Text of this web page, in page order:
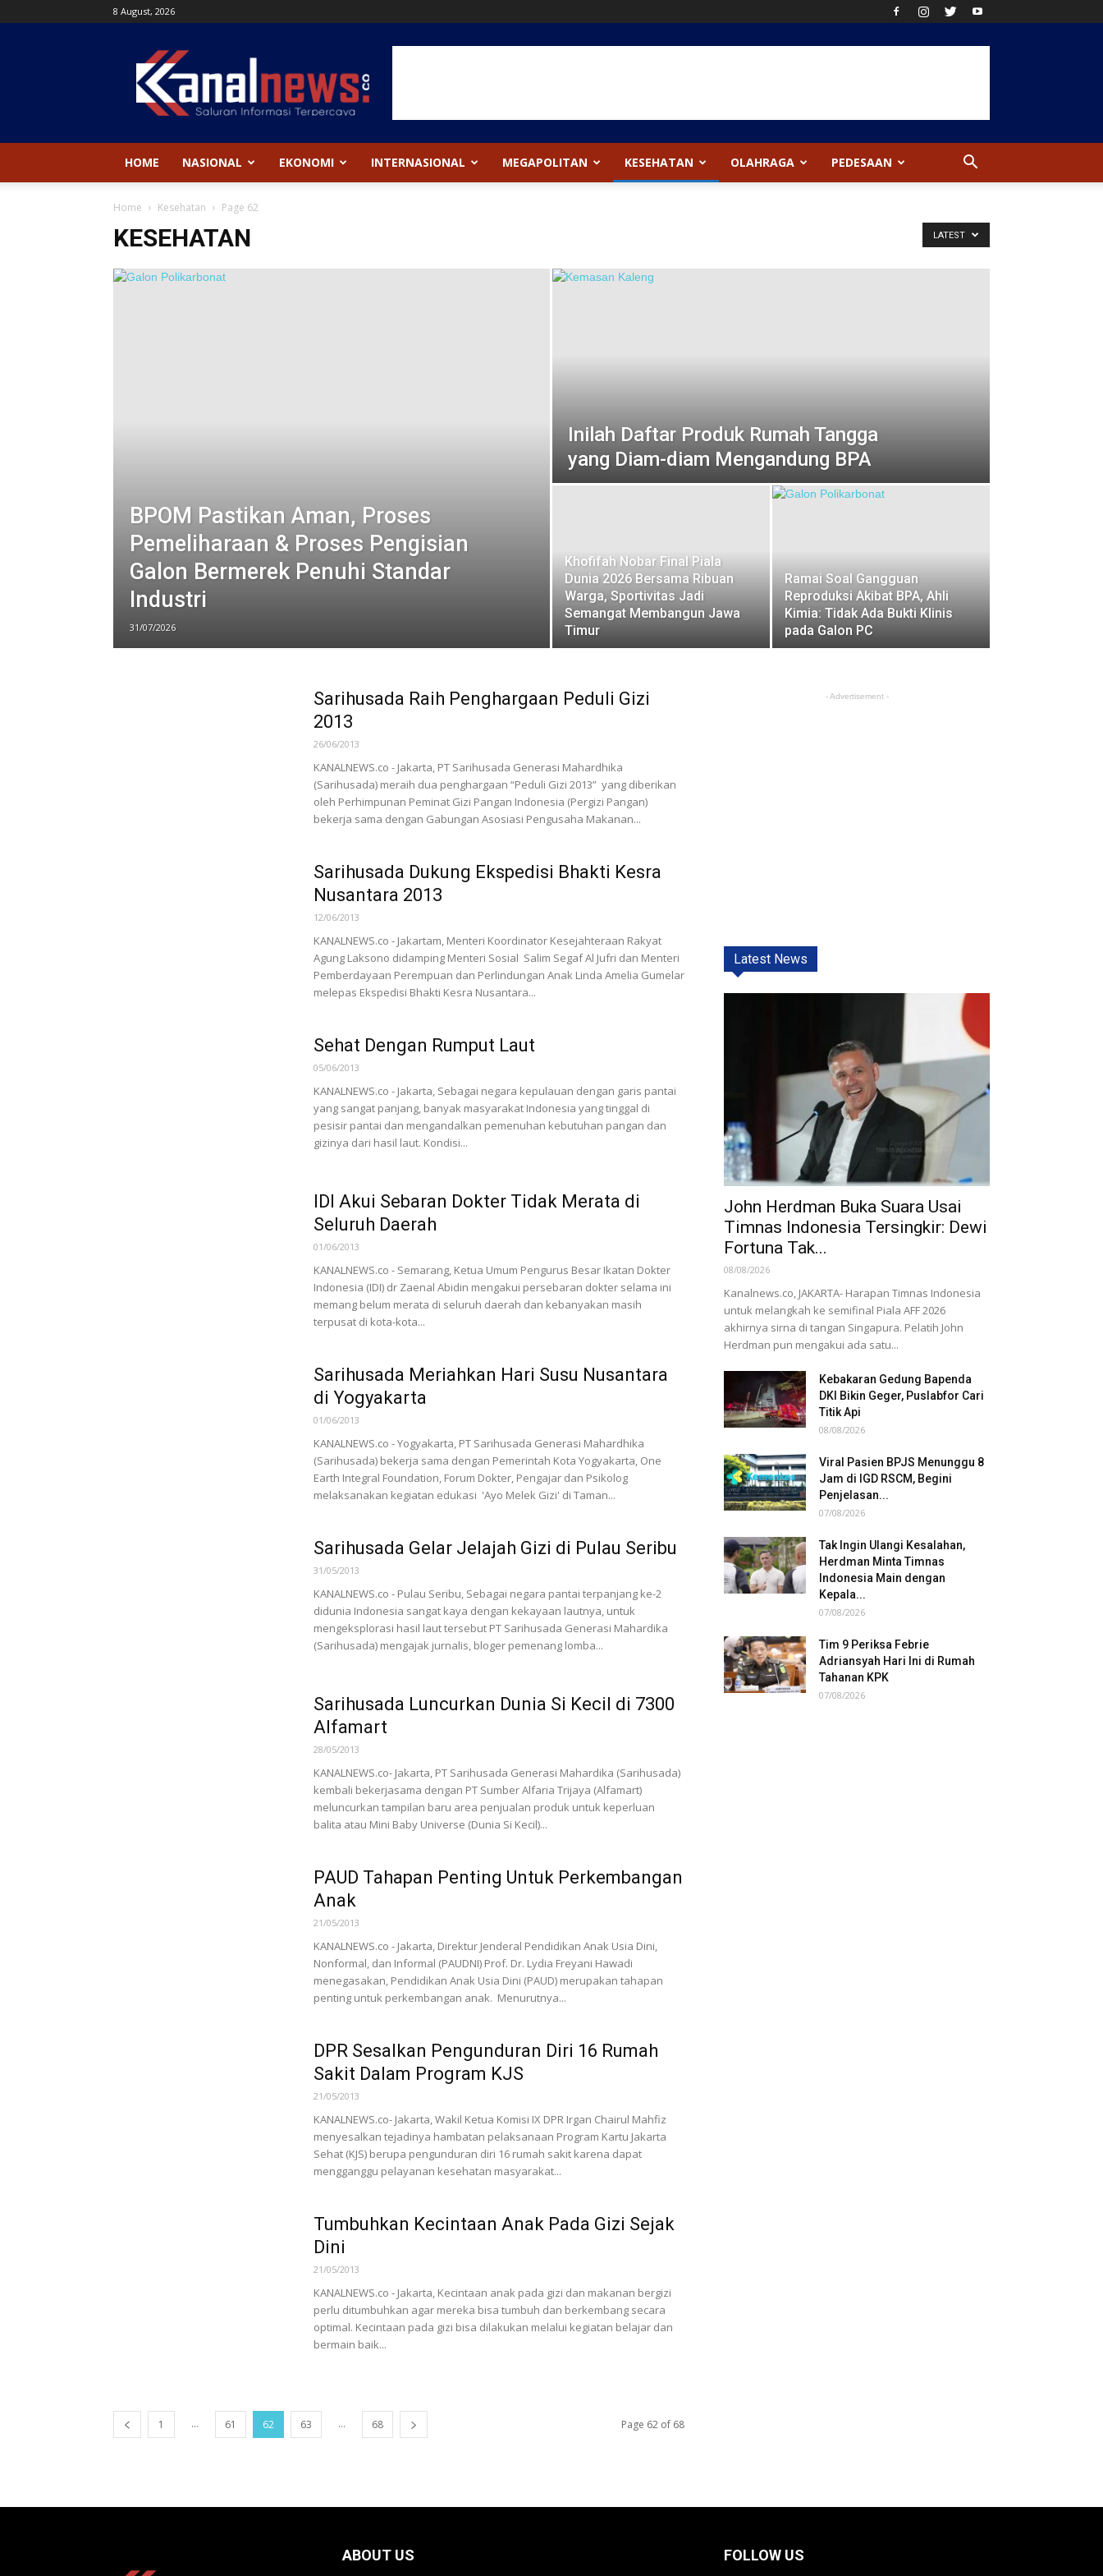
8 August, 2026
Kanal
News
HOME NASIONAL EKONOMI INTERNASIONAL MEGAPOLITAN KESEHATAN OLAHRAGA PEDESAAN
Home Kesehatan Page 62
KESEHATAN LATEST
BPOM Pastikan Aman, Proses
Pemeliharaan & Proses Pengisian
Galon Bermerek Penuhi Standar
Industri
31/07/2026
Inilah Daftar Produk Rumah Tangga
yang Diam-diam Mengandung BPA
Khofifah Nobar Final Piala
Dunia 2026 Bersama Ribuan
Warga, Sportivitas Jadi
Semangat Membangun Jawa
Timur
Ramai Soal Gangguan
Reproduksi Akibat BPA, Ahli
Kimia: Tidak Ada Bukti Klinis
pada Galon PC
Sarihusada Raih Penghargaan Peduli Gizi
2013
26/06/2013
KANALNEWS.co - Jakarta, PT Sarihusada Generasi Mahardhika
(Sarihusada) meraih dua penghargaan “Peduli Gizi 2013” yang diberikan
oleh Perhimpunan Peminat Gizi Pangan Indonesia (Pergizi Pangan)
bekerja sama dengan Gabungan Asosiasi Pengusaha Makanan...
Sarihusada Dukung Ekspedisi Bhakti Kesra
Nusantara 2013
12/06/2013
KANALNEWS.co - Jakartam, Menteri Koordinator Kesejahteraan Rakyat
Agung Laksono didamping Menteri Sosial Salim Segaf Al Jufri dan Menteri
Pemberdayaan Perempuan dan Perlindungan Anak Linda Amelia Gumelar
melepas Ekspedisi Bhakti Kesra Nusantara...
Sehat Dengan Rumput Laut
05/06/2013
KANALNEWS.co - Jakarta, Sebagai negara kepulauan dengan garis pantai
yang sangat panjang, banyak masyarakat Indonesia yang tinggal di
pesisir pantai dan mengandalkan pemenuhan kebutuhan pangan dan
gizinya dari hasil laut. Kondisi...
IDI Akui Sebaran Dokter Tidak Merata di
Seluruh Daerah
01/06/2013
KANALNEWS.co - Semarang, Ketua Umum Pengurus Besar Ikatan Dokter
Indonesia (IDI) dr Zaenal Abidin mengakui persebaran dokter selama ini
memang belum merata di seluruh daerah dan kebanyakan masih
terpusat di kota-kota...
Sarihusada Meriahkan Hari Susu Nusantara
di Yogyakarta
01/06/2013
KANALNEWS.co - Yogyakarta, PT Sarihusada Generasi Mahardhika
(Sarihusada) bekerja sama dengan Pemerintah Kota Yogyakarta, One
Earth Integral Foundation, Forum Dokter, Pengajar dan Psikolog
melaksanakan kegiatan edukasi 'Ayo Melek Gizi' di Taman...
Sarihusada Gelar Jelajah Gizi di Pulau Seribu
31/05/2013
KANALNEWS.co - Pulau Seribu, Sebagai negara pantai terpanjang ke-2
didunia Indonesia sangat kaya dengan kekayaan lautnya, untuk
mengeksplorasi hasil laut tersebut PT Sarihusada Generasi Mahardika
(Sarihusada) mengajak jurnalis, bloger pemenang lomba...
Sarihusada Luncurkan Dunia Si Kecil di 7300
Alfamart
28/05/2013
KANALNEWS.co- Jakarta, PT Sarihusada Generasi Mahardika (Sarihusada)
kembali bekerjasama dengan PT Sumber Alfaria Trijaya (Alfamart)
meluncurkan tampilan baru area penjualan produk untuk keperluan
balita atau Mini Baby Universe (Dunia Si Kecil)...
PAUD Tahapan Penting Untuk Perkembangan
Anak
21/05/2013
KANALNEWS.co - Jakarta, Direktur Jenderal Pendidikan Anak Usia Dini,
Nonformal, dan Informal (PAUDNI) Prof. Dr. Lydia Freyani Hawadi
menegasakan, Pendidikan Anak Usia Dini (PAUD) merupakan tahapan
penting untuk perkembangan anak. Menurutnya...
DPR Sesalkan Pengunduran Diri 16 Rumah
Sakit Dalam Program KJS
21/05/2013
KANALNEWS.co- Jakarta, Wakil Ketua Komisi IX DPR Irgan Chairul Mahfiz
menyesalkan tejadinya hambatan pelaksanaan Program Kartu Jakarta
Sehat (KJS) berupa pengunduran diri 16 rumah sakit karena dapat
mengganggu pelayanan kesehatan masyarakat...
Tumbuhkan Kecintaan Anak Pada Gizi Sejak
Dini
21/05/2013
KANALNEWS.co - Jakarta, Kecintaan anak pada gizi dan makanan bergizi
perlu ditumbuhkan agar mereka bisa tumbuh dan berkembang secara
optimal. Kecintaan pada gizi bisa dilakukan melalui kegiatan belajar dan
bermain baik...
1 ... 61 62 63 ... 68 Page 62 of 68
- Advertisement -
Latest News
John Herdman Buka Suara Usai
Timnas Indonesia Tersingkir: Dewi
Fortuna Tak...
08/08/2026
Kanalnews.co, JAKARTA- Harapan Timnas Indonesia
untuk melangkah ke semifinal Piala AFF 2026
akhirnya sirna di tangan Singapura. Pelatih John
Herdman pun mengakui ada satu...
Kebakaran Gedung Bapenda
DKI Bikin Geger, Puslabfor Cari
Titik Api
08/08/2026
Viral Pasien BPJS Menunggu 8
Jam di IGD RSCM, Begini
Penjelasan...
07/08/2026
Tak Ingin Ulangi Kesalahan,
Herdman Minta Timnas
Indonesia Main dengan
Kepala...
07/08/2026
Tim 9 Periksa Febrie
Adriansyah Hari Ini di Rumah
Tahanan KPK
07/08/2026
ABOUT US FOLLOW US